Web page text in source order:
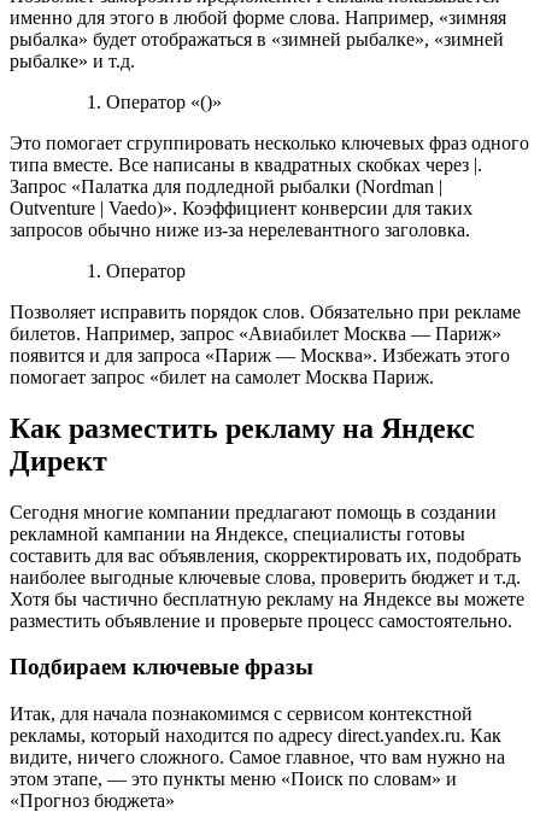
именно для этого в любой форме слова. Например, «зимняя
рыбалка» будет отображаться в «зимней рыбалке», «зимней
рыбалке» и т.д.
Оператор «()»
Это помогает сгруппировать несколько ключевых фраз одного
типа вместе. Все написаны в квадратных скобках через |.
Запрос «Палатка для подледной рыбалки (Nordman |
Outventure | Vaedo)». Коэффициент конверсии для таких
запросов обычно ниже из-за нерелевантного заголовка.
Оператор
Позволяет исправить порядок слов. Обязательно при рекламе
билетов. Например, запрос «Авиабилет Москва — Париж»
появится и для запроса «Париж — Москва». Избежать этого
помогает запрос «билет на самолет Москва Париж.
Как разместить рекламу на Яндекс
Директ
Сегодня многие компании предлагают помощь в создании
рекламной кампании на Яндексе, специалисты готовы
составить для вас объявления, скорректировать их, подобрать
наиболее выгодные ключевые слова, проверить бюджет и т.д.
Хотя бы частично бесплатную рекламу на Яндексе вы можете
разместить объявление и проверьте процесс самостоятельно.
Подбираем ключевые фразы
Итак, для начала познакомимся с сервисом контекстной
рекламы, который находится по адресу direct.yandex.ru. Как
видите, ничего сложного. Самое главное, что вам нужно на
этом этапе, — это пункты меню «Поиск по словам» и
«Прогноз бюджета»